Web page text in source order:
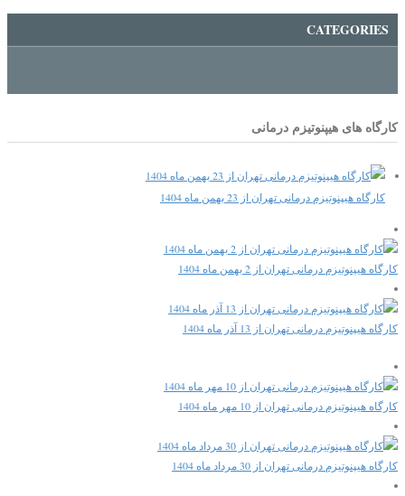
CATEGORIES
کارگاه های هیپنوتیزم درمانی
کارگاه هیپنوتیزم درمانی تهران از 23 بهمن ماه 1404
کارگاه هیپنوتیزم درمانی تهران از 2 بهمن ماه 1404
کارگاه هیپنوتیزم درمانی تهران از 13 آذر ماه 1404
کارگاه هیپنوتیزم درمانی تهران از 10 مهر ماه 1404
کارگاه هیپنوتیزم درمانی تهران از 30 مرداد ماه 1404